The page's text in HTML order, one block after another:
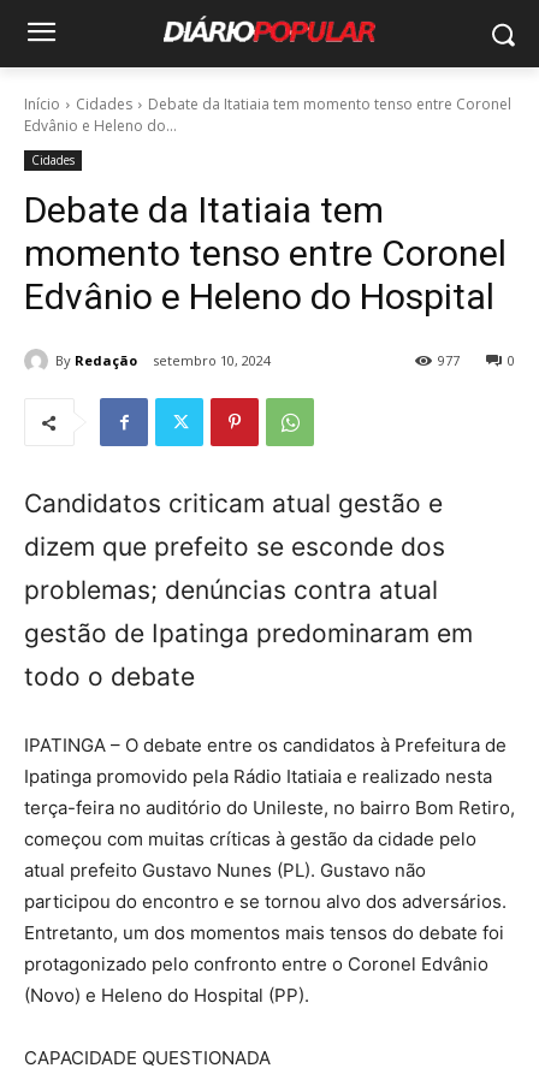
Início Cidades
Debate da Itatiaia tem momento tenso entre Coronel
Edvânio e Heleno do...
Cidades
Debate da Itatiaia tem
momento tenso entre Coronel
Edvânio e Heleno do Hospital
By Redação setembro 10, 2024 0
977
Candidatos criticam atual gestão e
dizem que prefeito se esconde dos
problemas; denúncias contra atual
gestão de Ipatinga predominaram em
todo o debate
IPATINGA – O debate entre os candidatos à Prefeitura de
Ipatinga promovido pela Rádio Itatiaia e realizado nesta
terça-feira no auditório do Unileste, no bairro Bom Retiro,
começou com muitas críticas à gestão da cidade pelo
atual prefeito Gustavo Nunes (PL). Gustavo não
participou do encontro e se tornou alvo dos adversários.
Entretanto, um dos momentos mais tensos do debate foi
protagonizado pelo confronto entre o Coronel Edvânio
(Novo) e Heleno do Hospital (PP).
CAPACIDADE QUESTIONADA